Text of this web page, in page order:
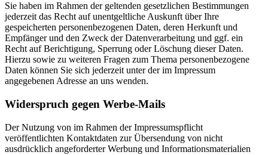
Sie haben im Rahmen der geltenden gesetzlichen Bestimmungen
jederzeit das Recht auf unentgeltliche Auskunft über Ihre
gespeicherten personenbezogenen Daten, deren Herkunft und
Empfänger und den Zweck der Datenverarbeitung und ggf. ein
Recht auf Berichtigung, Sperrung oder Löschung dieser Daten.
Hierzu sowie zu weiteren Fragen zum Thema personenbezogene
Daten können Sie sich jederzeit unter der im Impressum
angegebenen Adresse an uns wenden.
Widerspruch gegen Werbe-Mails
Der Nutzung von im Rahmen der Impressumspflicht
veröffentlichten Kontaktdaten zur Übersendung von nicht
ausdrücklich angeforderter Werbung und Informationsmaterialien